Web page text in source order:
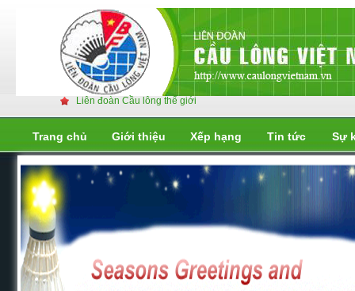
Liên đoàn Cầu lông thế giới
Trang chủ Giới thiệu Xếp hạng Tin tức Sự